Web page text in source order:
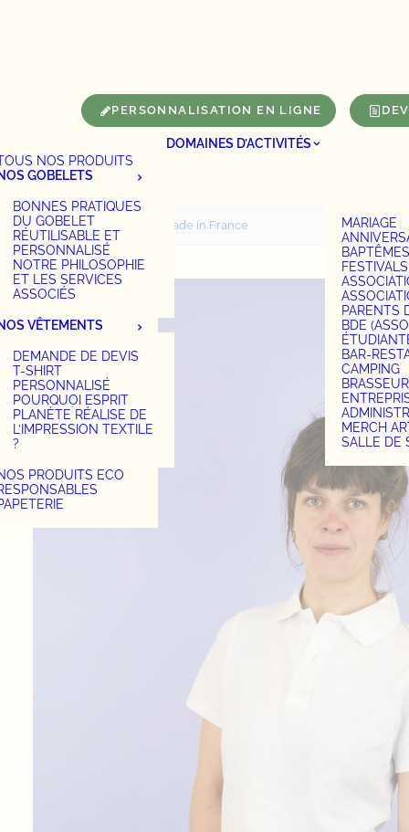
NOS PRODUITS
GOBELETS
BONNES PRATIQUES
DU GOBELET
RÉUTILISABLE ET
PERSONNALISÉ
NOTRE PHILOSOPHIE
ET LES SERVICES
ASSOCIÉS
VÊTEMENTS
DEMANDE DE DEVIS
T-SHIRT
PERSONNALISÉ
POURQUOI ESPRIT
PLANÈTE RÉALISE DE
L’IMPRESSION TEXTILE
?
PRODUITS ECO
DOMAINES D’ACTIVITÉS
MARIAGE
BAPTÊMES
FESTIVALS
PARENTS
BDE
BAR-
CAMPING
MERCH
SALLE DE
PERSONNALISATION EN LIGNE
Accueil Polo made in France